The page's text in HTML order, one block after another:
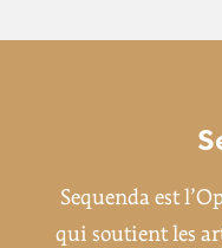
Sequenda est
qui soutient les